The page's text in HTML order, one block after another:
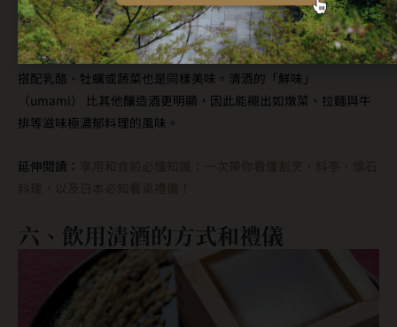
清酒搭配料理
若談到清酒適合搭配的日式料理，壽司、生魚片與天婦羅都是很適
合搭配的美食；若你想嘗試比較跳脫有趣的吃法，可以試試以清酒
搭配乳酪、牡蠣或蔬菜也是同樣美味。清酒的「鮮味」
（umami） 比其他釀造酒更明顯，因此能襯出如燉菜、拉麵與牛
排等滋味極濃郁料理的風味。
延伸閱讀： 享用和食前必懂知識：一次帶你看懂割烹、料亭、懷石
料理，以及日本必知餐桌禮儀！
六、飲用清酒的方式和禮儀